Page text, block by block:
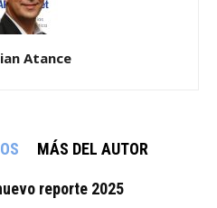
Atance
MÁS DEL AUTOR
reporte 2025